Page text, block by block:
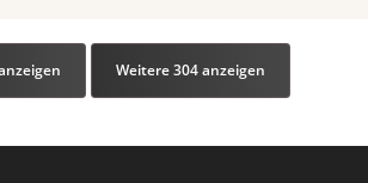
Weitere 304 anzeigen